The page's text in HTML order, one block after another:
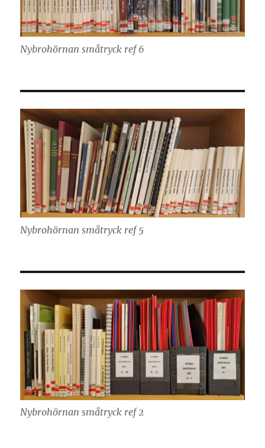
Nybrohörnan småtryck ref 6
Nybrohörnan småtryck ref 5
Nybrohörnan småtryck ref 2